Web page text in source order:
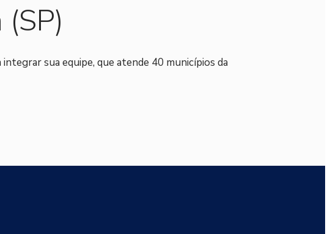
sua equipe, que atende 40 municípios da